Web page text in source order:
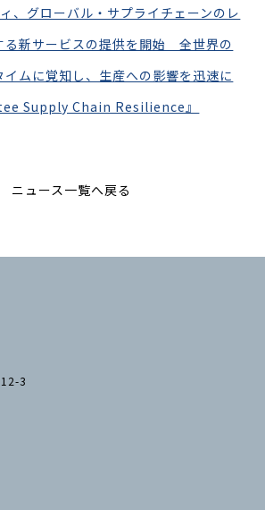
、グローバル・サプライチェーンのレ
る新サービスの提供を開始 全世界の
ムに覚知し、生産への影響を迅速に
Supply Chain Resilience』
ニュース一覧へ戻る
3